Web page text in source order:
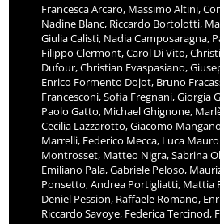
Francesca Arcaro, Massimo Altini,
Nadine Blanc, Riccardo Bortolotti,
Giulia Calisti, Nadia Camposaragna,
Filippo Clermont, Carol Di Vito,
Dufour, Christian Evaspasiano,
Enrico Formento Dojot, Bruno
Francesconi, Sofia Fregnani, Giorgia
Paolo Gatto, Michael Ghignone,
Cecilia Lazzarotto, Giacomo
Marrelli, Federico Mecca, Luca
Montrosset, Matteo Nigra, Sabrina
Emiliano Pala, Gabriele Peloso,
Ponsetto, Andrea Portigliatti, Mattia
Deniel Pession, Raffaele Romano,
Riccardo Savoye, Federica Tercinod,